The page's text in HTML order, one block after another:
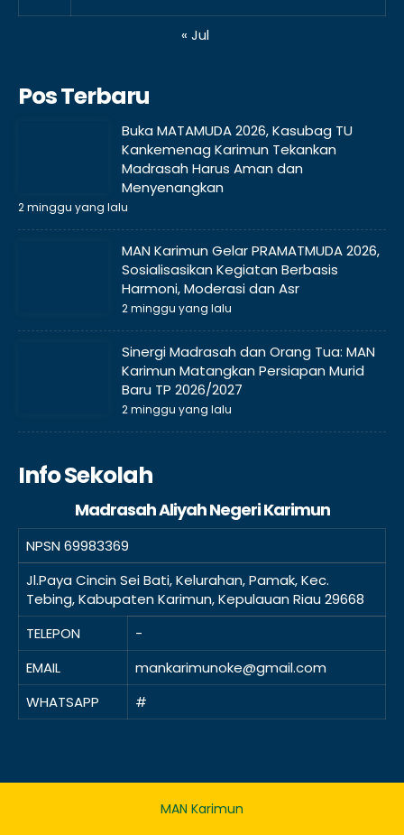
« Jul
Pos Terbaru
Buka MATAMUDA 2026, Kasubag TU
Kankemenag Karimun Tekankan
Madrasah Harus Aman dan
Menyenangkan
2 minggu yang lalu
MAN Karimun Gelar PRAMATMUDA 2026,
Sosialisasikan Kegiatan Berbasis
Harmoni, Moderasi dan Asr
2 minggu yang lalu
Sinergi Madrasah dan Orang Tua: MAN
Karimun Matangkan Persiapan Murid
Baru TP 2026/2027
2 minggu yang lalu
Info Sekolah
Madrasah Aliyah Negeri Karimun
NPSN69983369
Jl.Paya Cincin Sei Bati, Kelurahan, Pamak, Kec.
Tebing, Kabupaten Karimun, Kepulauan Riau 29668
TELEPON
-
EMAIL
mankarimunoke@gmail.com
WHATSAPP
#
MAN Karimun